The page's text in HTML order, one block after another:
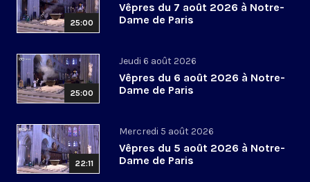
25:00
Vêpres du 7 août 2026 à Notre-
Dame de Paris
25:00
Jeudi 6 août 2026
Vêpres du 6 août 2026 à Notre-
Dame de Paris
22:11
Mercredi 5 août 2026
Vêpres du 5 août 2026 à Notre-
Dame de Paris